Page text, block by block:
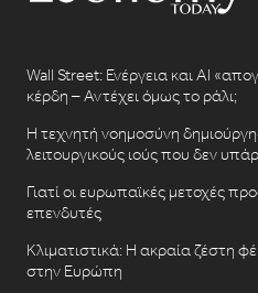
Wall Street: Ενέργεια και AI
κέρδη – Αντέχει όμως το ράλι;
Η τεχνητή νοημοσύνη
λειτουργικούς ιούς που δεν
Γιατί οι ευρωπαϊκές μετοχές
επενδυτές
Κλιματιστικά: Η ακραία ζέστη
στην Ευρώπη